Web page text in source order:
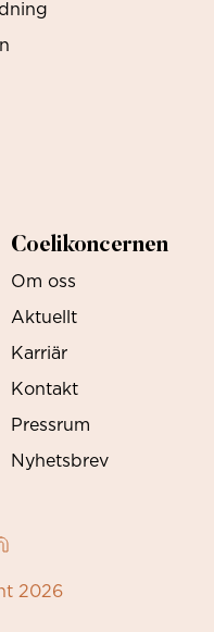
Coelikoncernen
Om oss
Aktuellt
Karriär
Kontakt
Pressrum
Nyhetsbrev
2026